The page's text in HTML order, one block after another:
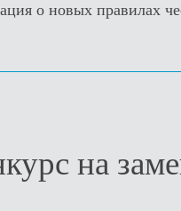
о новых правилах
на